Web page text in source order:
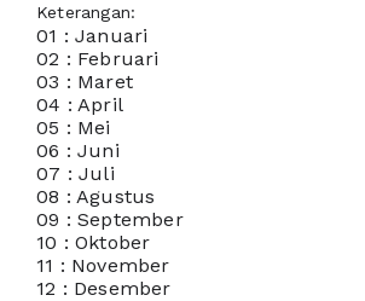
Keterangan:
01 : Januari
02 : Februari
03 : Maret
04 : April
05 : Mei
06 : Juni
07 : Juli
08 : Agustus
09 : September
10 : Oktober
11 : November
12 : Desember